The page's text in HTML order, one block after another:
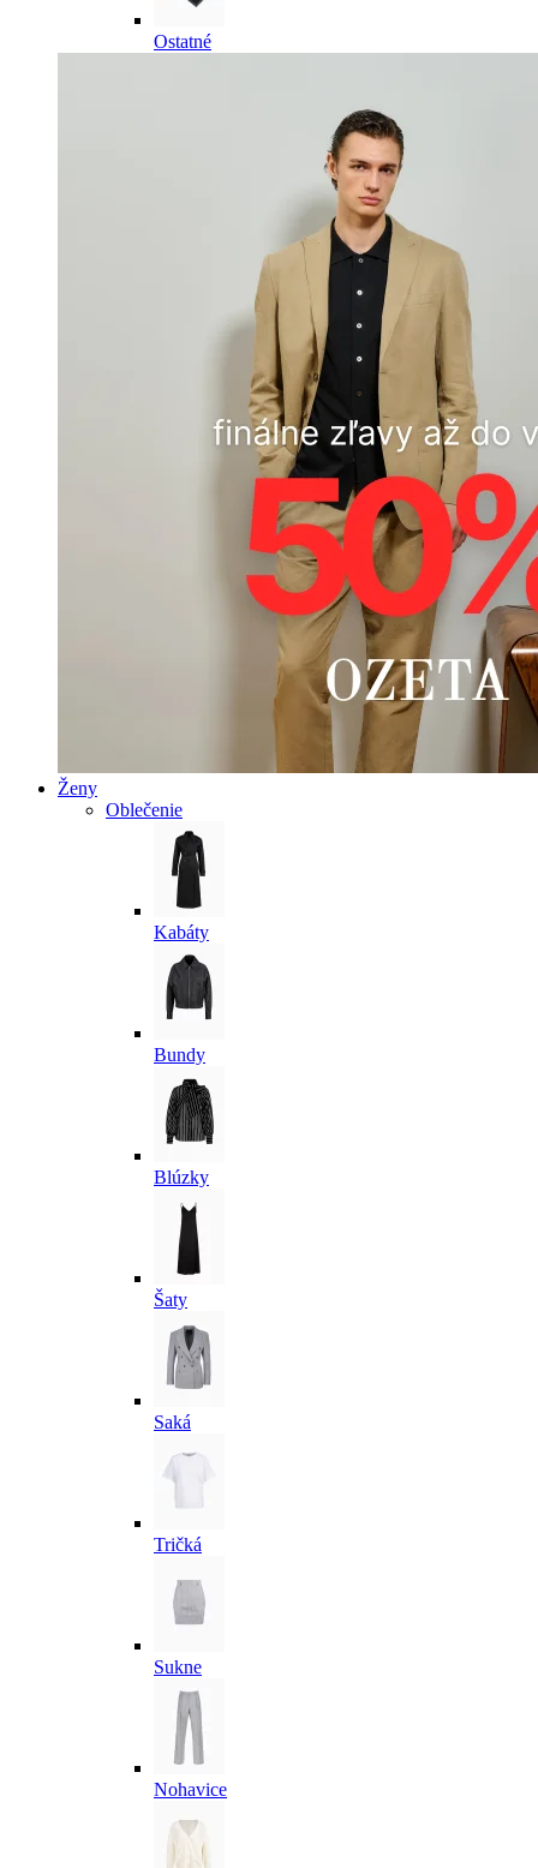
Ostatné
Ženy
Oblečenie
Kabáty
Bundy
Blúzky
Šaty
Saká
Tričká
Sukne
Nohavice